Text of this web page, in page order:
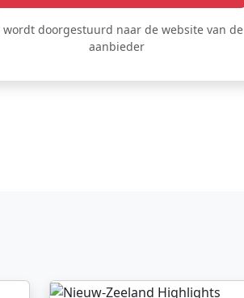
wordt doorgestuurd naar de website van de
aanbieder